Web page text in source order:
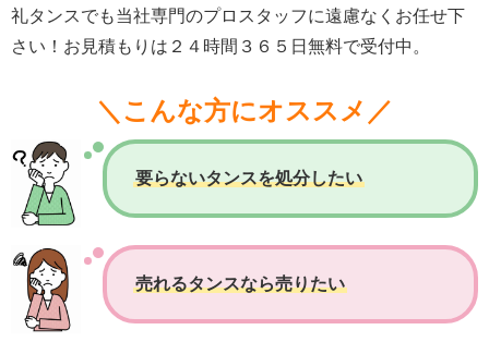
礼タンスでも当社専門のプロスタッフに遠慮なくお任せ下
さい！お見積もりは２４時間３６５日無料で受付中。
＼こんな方にオススメ／
要らないタンスを処分したい
売れるタンスなら売りたい